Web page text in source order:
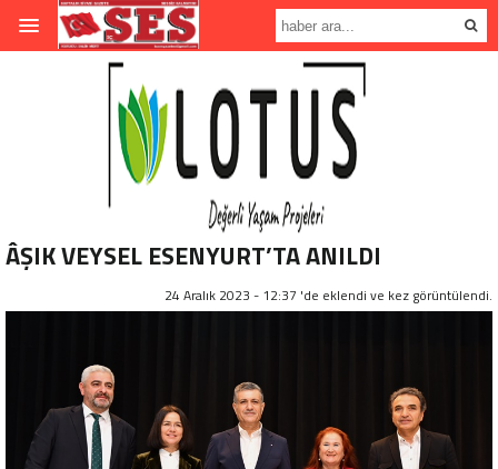
ÂŞIK VEYSEL ESENYURT’TA ANILDI
24 Aralık 2023 - 12:37 'de eklendi ve kez görüntülendi.